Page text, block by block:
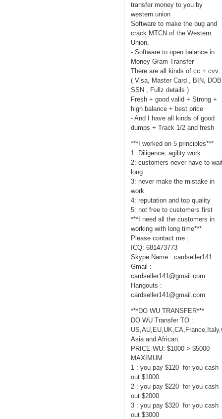
transfer money to you by
western union
Software to make the bug and
crack MTCN of the Western
Union.
- Software to open balance in
Money Gram Transfer
There are all kinds of cc + cvv:
( Visa, Master Card , BIN,
SSN , Fullz details )
Fresh + good valid + Strong +
high balance + best price
- And I have all kinds of good
dumps + Track 1/2 and fresh
***I worked on 5 principles***
1: Diligence, agility work
2: customers never have to
long
3: never make the mistake in
work
4: reputation and top quality
5: not free to customers first
***I need all the customers in
working with long time***
Please contact me :
ICQ: 681473773
Skype Name : cardseller141
Gmail :
cardseller141@gmail.com
Hangouts :
cardseller141@gmail.com
***DO WU TRANSFER***
DO WU Transfer TO :
Asia and African.
PRICE WU: $1000 > $5000
MAXIMUM
1 : you pay $120 for you cash
out $1000
2 : you pay $220 for you cash
out $2000
3 : you pay $320 for you cash
out $3000